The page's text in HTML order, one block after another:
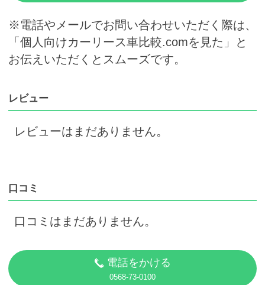
※電話やメールでお問い合わせいただく際は、
「個人向けカーリース車比較.comを見た」と
お伝えいただくとスムーズです。
レビュー
レビューはまだありません。
口コミ
口コミはまだありません。
電話をかける
0568-73-0100